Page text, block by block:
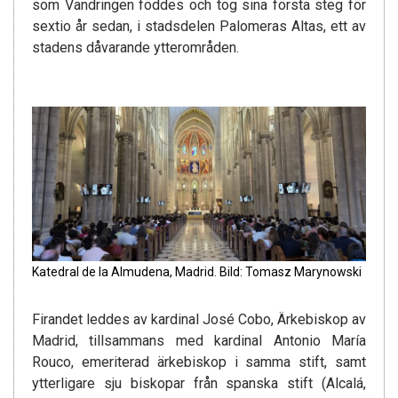
som Vandringen föddes och tog sina första steg för
sextio år sedan, i stadsdelen Palomeras Altas, ett av
stadens dåvarande ytterområden.
Katedral de la Almudena, Madrid. Bild: Tomasz Marynowski
Firandet leddes av kardinal José Cobo, Ärkebiskop av
Madrid, tillsammans med kardinal Antonio María
Rouco, emeriterad ärkebiskop i samma stift, samt
ytterligare sju biskopar från spanska stift (Alcalá,